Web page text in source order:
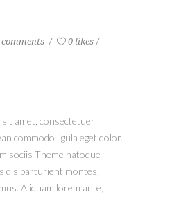
comments 0 likes
amet, consectetuer
commodo ligula eget dolor.
sociis Theme natoque
dis parturient montes,
Aliquam lorem ante,